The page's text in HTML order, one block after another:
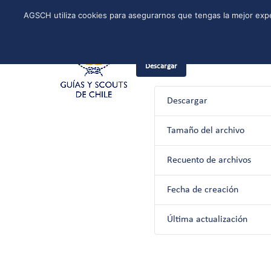
Instagram
Facebook
YouTube
Twitter
Spotify
LinkedIn
Descargar
Descargar
Tamaño del archivo
Recuento de archivos
Fecha de creación
Última actualización
AGSCH utiliza cookies para asegurarnos que tengas la mejor